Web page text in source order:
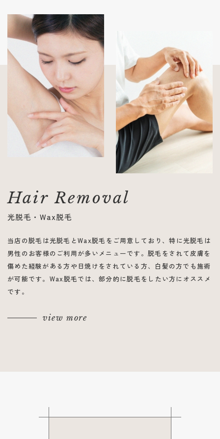
Hair Removal
光脱毛・Wax脱毛
当店の脱毛は光脱毛とWax脱毛をご用意しており、特に光脱毛は
男性のお客様のご利用が多いメニューです。脱毛をされて皮膚を
傷めた経験がある方や日焼けをされている方、白髪の方でも施術
が可能です。Wax脱毛では、部分的に脱毛をしたい方にオススメ
です。
view more